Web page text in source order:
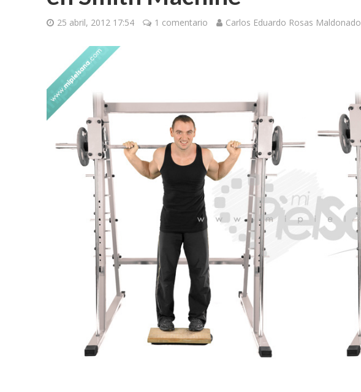
25 abril, 2012 17:54 1 comentario Carlos Eduardo Rosas Maldonado